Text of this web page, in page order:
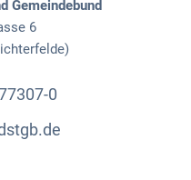
Gemeindebund
6
0